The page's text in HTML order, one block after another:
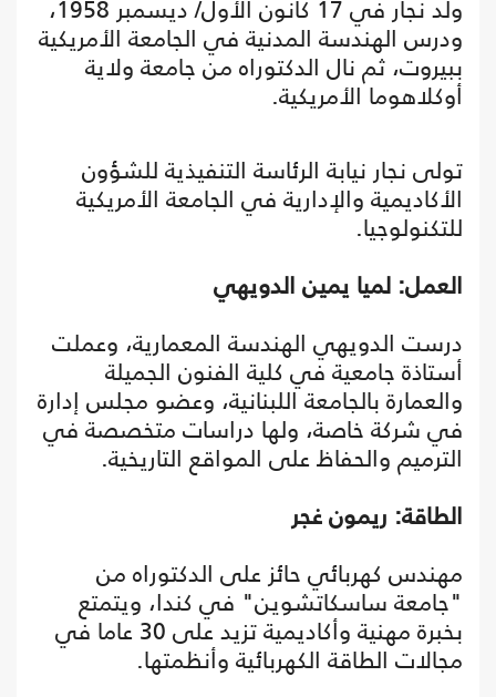
ولد نجار في 17 كانون الأول/ ديسمبر 1958،
ودرس الهندسة المدنية في الجامعة الأمريكية
ببيروت، ثم نال الدكتوراه من جامعة ولاية
أوكلاهوما الأمريكية.
تولى نجار نيابة الرئاسة التنفيذية للشؤون
الأكاديمية والإدارية في الجامعة الأمريكية
للتكنولوجيا.
العمل: لميا يمين الدويهي
درست الدويهي الهندسة المعمارية، وعملت
أستاذة جامعية في كلية الفنون الجميلة
والعمارة بالجامعة اللبنانية، وعضو مجلس إدارة
في شركة خاصة، ولها دراسات متخصصة في
الترميم والحفاظ على المواقع التاريخية.
الطاقة: ريمون غجر
مهندس كهربائي حائز على الدكتوراه من
"جامعة ساسكاتشوين" في كندا، ويتمتع
بخبرة مهنية وأكاديمية تزيد على 30 عاما في
مجالات الطاقة الكهربائية وأنظمتها.